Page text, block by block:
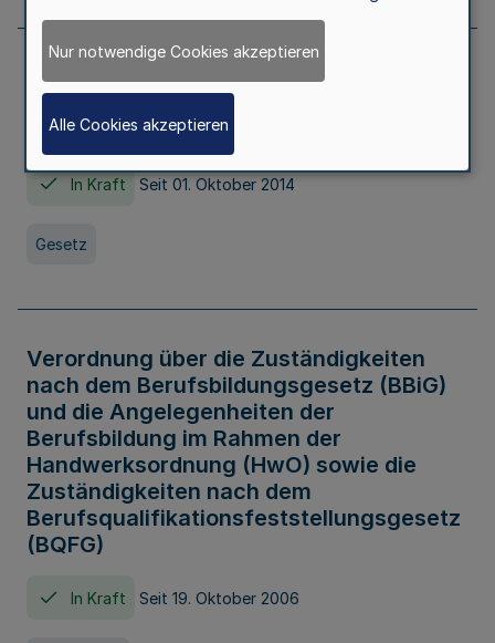
Gesetz über die Hochschulen des Landes
Nordrhein-Westfalen (Hochschulgesetz -
HG)
In Kraft Seit 01. Oktober 2014
Gesetz
Verordnung über die Zuständigkeiten
nach dem Berufsbildungsgesetz (BBiG)
und die Angelegenheiten der
Berufsbildung im Rahmen der
Handwerksordnung (HwO) sowie die
Zuständigkeiten nach dem
Berufsqualifikationsfeststellungsgesetz
(BQFG)
In Kraft Seit 19. Oktober 2006
Nur notwendige Cookies akzeptieren
Alle Cookies akzeptieren